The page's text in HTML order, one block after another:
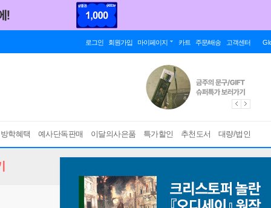
로그인 회원가입 마이페이지 카트 주문/배송 고객센터
학혜택 예사단독판매 이달의사은품 특가할인 추천도서 대량/법인